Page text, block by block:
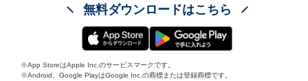
無料ダウンロードはこちら
※App StoreはApple Inc.のサービスマークです。
※Android、Google PlayはGoogle Inc.の商標または登録商標です。